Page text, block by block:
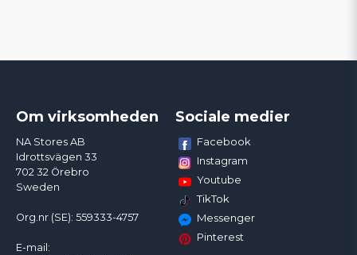
Om virksomheden
NA Stores AB
Idrottsvägen 33
702 32 Örebro
Sweden
Org.nr (SE): 559333-4757
E-mail:
Sociale medier
Facebook
Instagram
Youtube
TikTok
Messenger
Pinterest